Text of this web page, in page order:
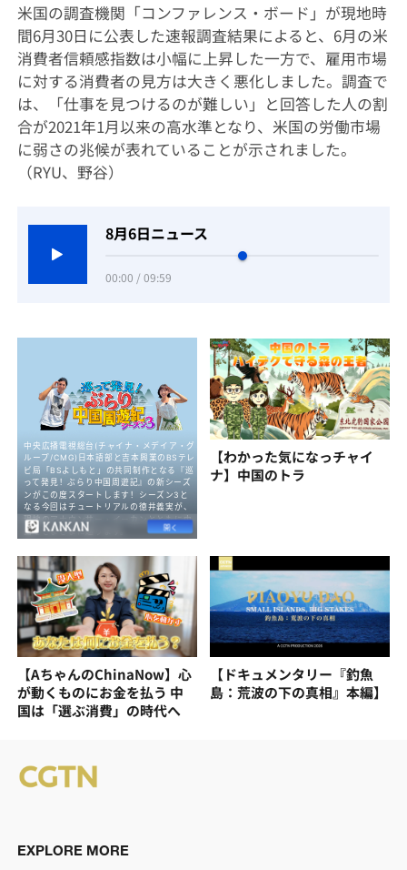
米国の調査機関「コンファレンス・ボード」が現地時
間6月30日に公表した速報調査結果によると、6月の米
消費者信頼感指数は小幅に上昇した一方で、雇用市場
に対する消費者の見方は大きく悪化しました。調査で
は、「仕事を見つけるのが難しい」と回答した人の割
合が2021年1月以来の高水準となり、米国の労働市場
に弱さの兆候が表れていることが示されました。
（RYU、野谷）
8月6日ニュース
00:00 / 09:59
【わかった気になっチャイ
ナ】中国のトラ
【AちゃんのChinaNow】心
が動くものにお金を払う 中
国は「選ぶ消費」の時代へ
【ドキュメンタリー『釣魚
島：荒波の下の真相』本編】
EXPLORE MORE